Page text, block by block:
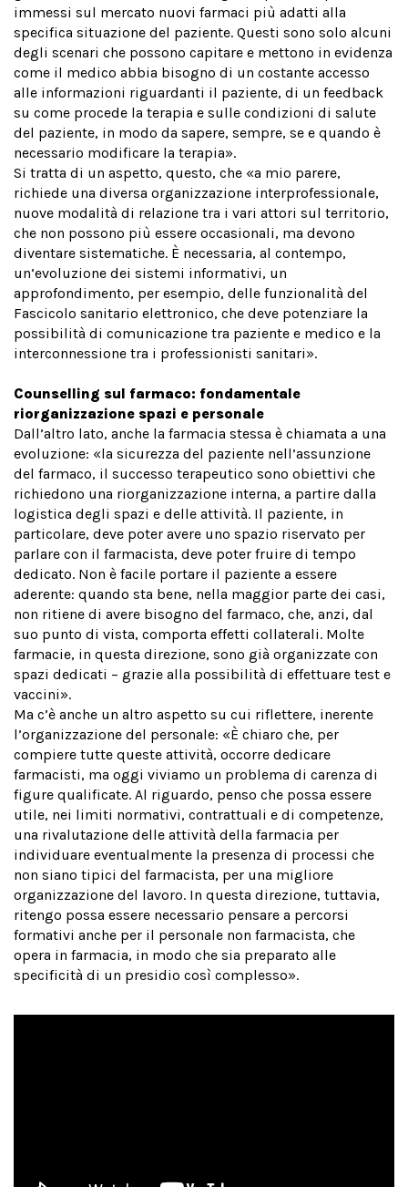
immessi sul mercato nuovi farmaci più adatti alla
specifica situazione del paziente. Questi sono solo alcuni
degli scenari che possono capitare e mettono in evidenza
come il medico abbia bisogno di un costante accesso
alle informazioni riguardanti il paziente, di un feedback
su come procede la terapia e sulle condizioni di salute
del paziente, in modo da sapere, sempre, se e quando è
necessario modificare la terapia».
Si tratta di un aspetto, questo, che «a mio parere,
richiede una diversa organizzazione interprofessionale,
nuove modalità di relazione tra i vari attori sul territorio,
che non possono più essere occasionali, ma devono
diventare sistematiche. È necessaria, al contempo,
un’evoluzione dei sistemi informativi, un
approfondimento, per esempio, delle funzionalità del
Fascicolo sanitario elettronico, che deve potenziare la
possibilità di comunicazione tra paziente e medico e la
interconnessione tra i professionisti sanitari».
Counselling sul farmaco: fondamentale
riorganizzazione spazi e personale
Dall’altro lato, anche la farmacia stessa è chiamata a una
evoluzione: «la sicurezza del paziente nell’assunzione
del farmaco, il successo terapeutico sono obiettivi che
richiedono una riorganizzazione interna, a partire dalla
logistica degli spazi e delle attività. Il paziente, in
particolare, deve poter avere uno spazio riservato per
parlare con il farmacista, deve poter fruire di tempo
dedicato. Non è facile portare il paziente a essere
aderente: quando sta bene, nella maggior parte dei casi,
non ritiene di avere bisogno del farmaco, che, anzi, dal
suo punto di vista, comporta effetti collaterali. Molte
farmacie, in questa direzione, sono già organizzate con
spazi dedicati – grazie alla possibilità di effettuare test e
vaccini».
Ma c’è anche un altro aspetto su cui riflettere, inerente
l’organizzazione del personale: «È chiaro che, per
compiere tutte queste attività, occorre dedicare
farmacisti, ma oggi viviamo un problema di carenza di
figure qualificate. Al riguardo, penso che possa essere
utile, nei limiti normativi, contrattuali e di competenze,
una rivalutazione delle attività della farmacia per
individuare eventualmente la presenza di processi che
non siano tipici del farmacista, per una migliore
organizzazione del lavoro. In questa direzione, tuttavia,
ritengo possa essere necessario pensare a percorsi
formativi anche per il personale non farmacista, che
opera in farmacia, in modo che sia preparato alle
specificità di un presidio così complesso».